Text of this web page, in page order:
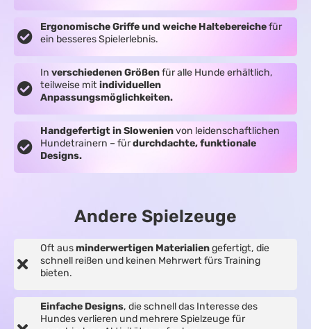
Ergonomische Griffe und weiche Haltebereichefür
ein besseres Spielerlebnis.
In verschiedenen Größenfür alle Hunde erhältlich,
teilweise mitindividuellen
Anpassungsmöglichkeiten.
Handgefertigt in Slowenienvon leidenschaftlichen
Hundetrainern – fürdurchdachte, funktionale
Designs.
Andere Spielzeuge
Oft ausminderwertigen Materialiengefertigt, die
schnell reißen und keinen Mehrwert fürs Training
bieten.
Einfache Designs, die schnell das Interesse des
Hundes verlieren und mehrere Spielzeuge für